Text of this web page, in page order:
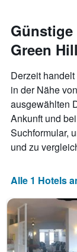
Green
Derzeit
in der Nähe
ausgewählten
Ankunft und
Suchformular,
und zu
Alle 1 Hotels